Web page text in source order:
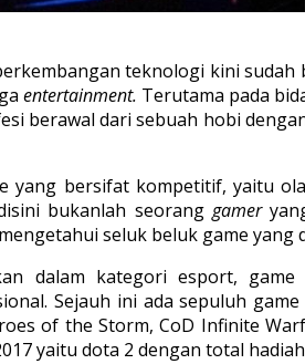
teknologi kini
entertainment. Terutama pada
berawal dari sebuah hobi
yang bersifat kompetitif, yaitu
bukanlah seoranggamer
seluk beluk game
dalam kategori esport,
Sejauh ini ada sepuluh
of the Storm, CoD Infinite
yaitu dota 2 dengan total